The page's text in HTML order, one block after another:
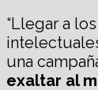
“Llegar a
una
exaltar al